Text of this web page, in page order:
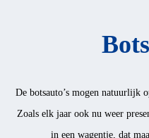
De botsauto’s mogen natuurlijk
Zoals elk jaar ook nu weer
in een wagentje, dat